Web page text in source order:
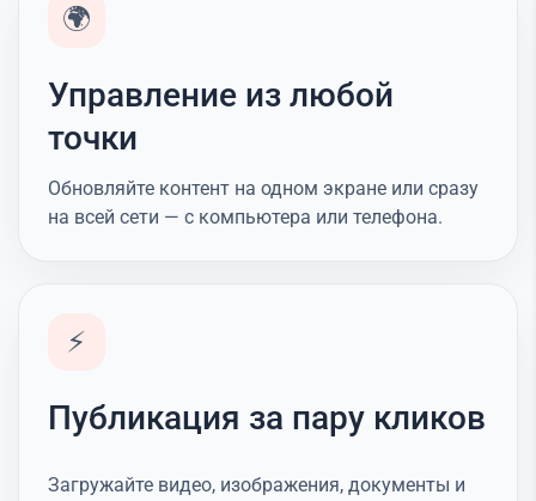
🌍
Управление из любой
точки
Обновляйте контент на одном экране или сразу
на всей сети — с компьютера или телефона.
⚡
Публикация за пару кликов
Загружайте видео, изображения, документы и